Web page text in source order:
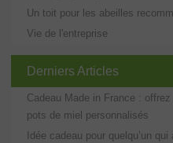
Un toit pour les abeilles
Vie de l'entreprise
Derniers Articles
Cadeau Made in France :
pots de miel personnalisés
Idée cadeau pour quelqu’un